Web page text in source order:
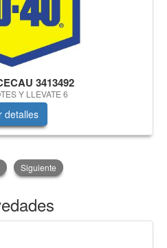
3413492
Y LLEVATE 6
detalles
Siguiente